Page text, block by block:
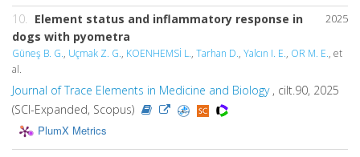
2025
10.
Element status and inflammatory response in
dogs with pyometra
Güneş B. G., Uçmak Z. G., KOENHEMSİ L., Tarhan D., Yalcın I. E., OR M. E., et
al.
Journal of Trace Elements in Medicine and Biology, cilt.90, 2025
(SCI-Expanded, Scopus)
PlumX Metrics